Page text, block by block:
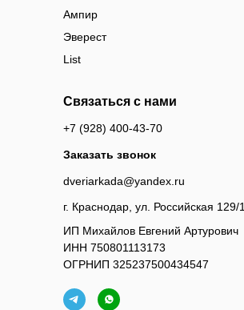
ИП Михайлов Евгений Артурович
ИНН 750801113173
ОГРНИП 325237500434547
Связаться с нами
dveriarkada@yandex.ru
+7 (928) 400-43-70
Заказать звонок
г. Краснодар, ул. Российская 129/1
Ампир
Эверест
List